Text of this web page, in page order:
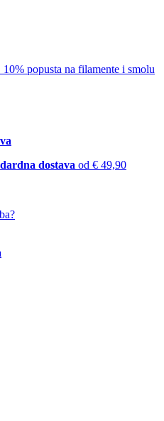
10% popusta na filamente i smolu
dostava od € 49,90